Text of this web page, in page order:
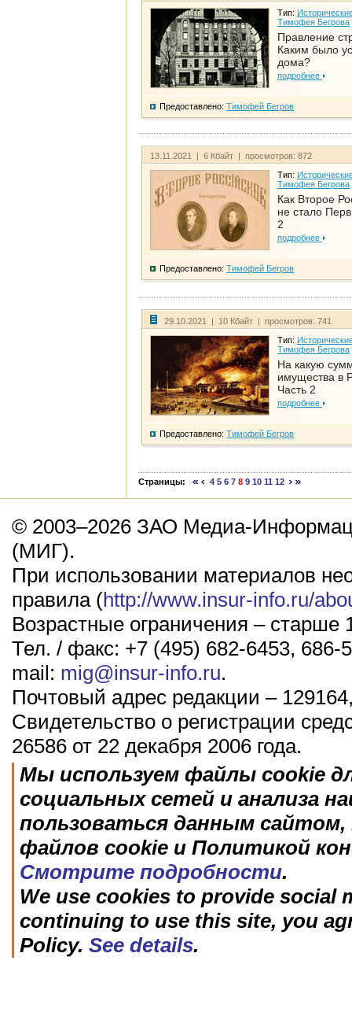
Тип:
Тимофея Бегрова
Правление
Каким было
дома?
подробнее
Предоставлено: Тимофей Бегров
13.11.2021 | 6 Кбайт | просмотров: 872
Тип:
Тимофея Бегрова
Как Второе
не стало
2
подробнее
Предоставлено: Тимофей Бегров
29.10.2021 | 10 Кбайт | просмотров: 741
Тип:
Тимофея Бегрова
На какую
имущества в
Часть 2
подробнее
Предоставлено: Тимофей Бегров
Страницы: 4 5 6 7 8 9 10 11 12
© 2003–2026 ЗАО Медиа-
(МИГ).
При использовании материалов
правила (http://www.insur-info.ru/
Возрастные ограничения – старше
Тел. / факс: +7 (495) 682-6453, 686-
mail: mig@insur-info.ru.
Почтовый адрес редакции –
Свидетельство о регистрации
26586 от 22 декабря 2006 года.
Мы используем файлы cookie
социальных сетей и анализа
пользоваться данным
файлов cookie и Политикой
Смотрите подробности.
We use cookies to provide social
continuing to use this site, you
Policy. See details.